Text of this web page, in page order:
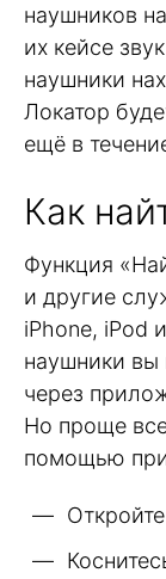
наушников
их кейсе
наушники
Локатор
ещё в
Как
Функция
и другие
iPhone, iPod
наушники вы
через
Но проще
помощью